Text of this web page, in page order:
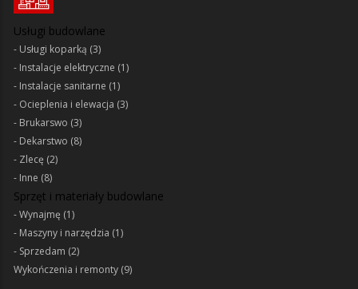
Usługi budowlane
Usługi koparką (3)
Instalacje elektryczne (1)
Instalacje sanitarne (1)
Ocieplenia i elewacja (3)
Brukarswo (3)
Dekarstwo (8)
Zlecę (2)
Inne (8)
Sprzęt i materiały budowlane
Wynajmę (1)
Maszyny i narzędzia (1)
Sprzedam (2)
Wykończenia i remonty (9)